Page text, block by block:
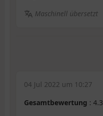
Maschinell übersetzt
04 Jul 2022 um 10:27
Gesamtbewertung : 4.3